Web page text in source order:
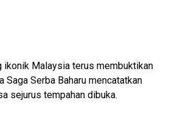
ikonik Malaysia terus membuktikan
Saga Serba Baharu mencatatkan
sejurus tempahan dibuka.